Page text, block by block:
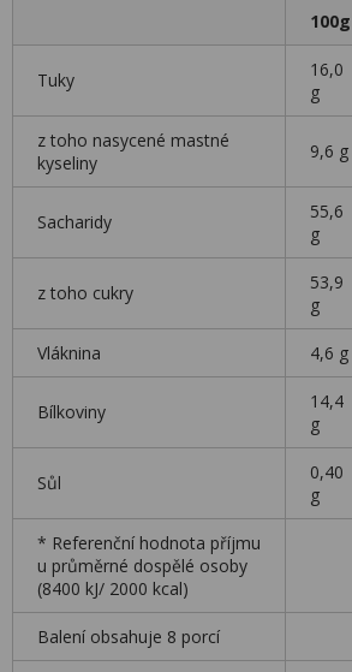
100g
Tuky
16,0
g
z toho nasycené mastné
kyseliny
9,6 g
Sacharidy
55,6
g
z toho cukry
53,9
g
Vláknina 4,6 g
Bílkoviny
14,4
g
Sůl
0,40
g
* Referenční hodnota příjmu
u průměrné dospělé osoby
(8400 kJ/ 2000 kcal)
Balení obsahuje 8 porcí